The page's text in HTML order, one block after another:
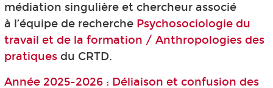
médiation singulière et chercheur associé
à l’équipe de recherche Psychosociologie du
travail et de la formation / Anthropologies des
pratiquesdu CRTD.
Année 2025-2026 : Déliaison et confusion des